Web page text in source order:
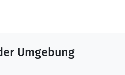
Umgebung